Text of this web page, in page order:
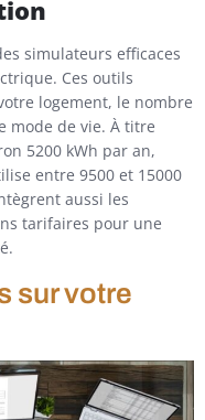
simulateurs efficaces
Ces outils
logement, le nombre
mode de vie. À titre
5200 kWh par an,
entre 9500 et 15000
aussi les
tarifaires pour une
sur votre